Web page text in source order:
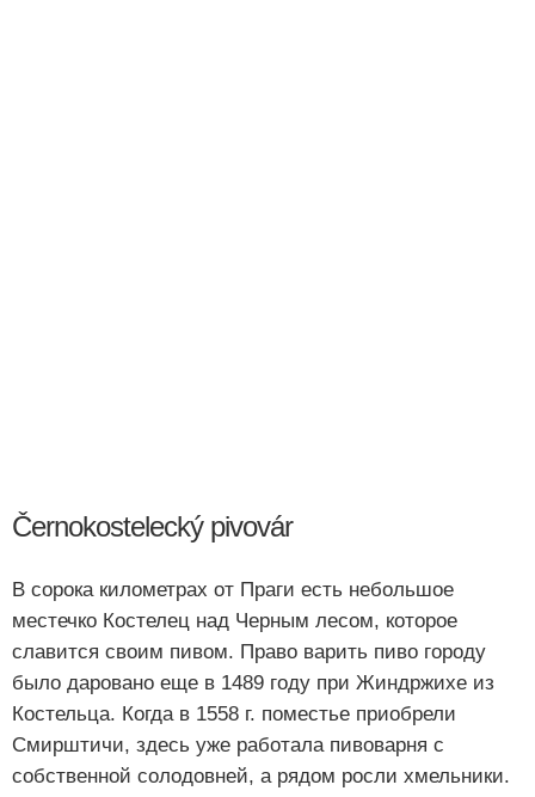
Černokostelecký pivovár
В сорока километрах от Праги есть небольшое
местечко Костелец над Черным лесом, которое
славится своим пивом. Право варить пиво городу
было даровано еще в 1489 году при Жиндржихе из
Костельца. Когда в 1558 г. поместье приобрели
Смирштичи, здесь уже работала пивоварня с
собственной солодовней, а рядом росли хмельники.